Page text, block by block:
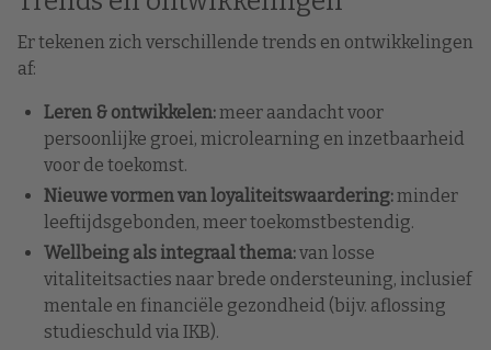
Er tekenen zich verschillende trends en ontwikkelingen
af:
Leren & ontwikkelen:meer aandacht voor
persoonlijke groei, microlearning en inzetbaarheid
voor de toekomst.
Nieuwe vormen van loyaliteitswaardering:minder
leeftijdsgebonden, meer toekomstbestendig.
Wellbeing als integraal thema:van losse
vitaliteitsacties naar brede ondersteuning, inclusief
mentale en financiële gezondheid (bijv. aflossing
studieschuld via IKB).